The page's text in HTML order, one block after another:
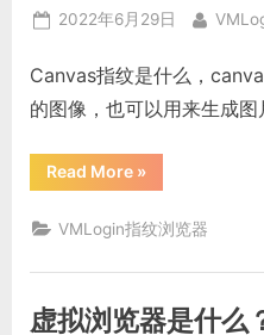
查
为
要
用
浏
览
Posted
2022年6月29日 By
Canvas指纹是什么，
的图像，也可以用来生成
Read More“如
何
用
指
浏
器
修
»
VMLogin指纹浏览器
虚拟浏览器是什么